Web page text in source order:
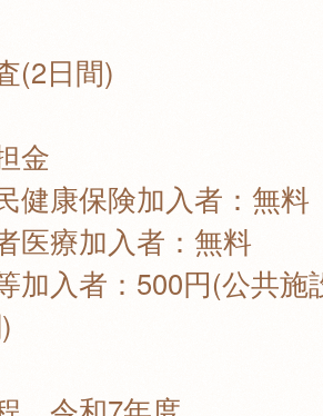
(2日間)
金
健康保険加入者：無料
医療加入者：無料
加入者：500円(公共施